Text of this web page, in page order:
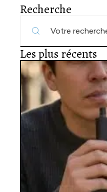
Recherche
Les plus récents